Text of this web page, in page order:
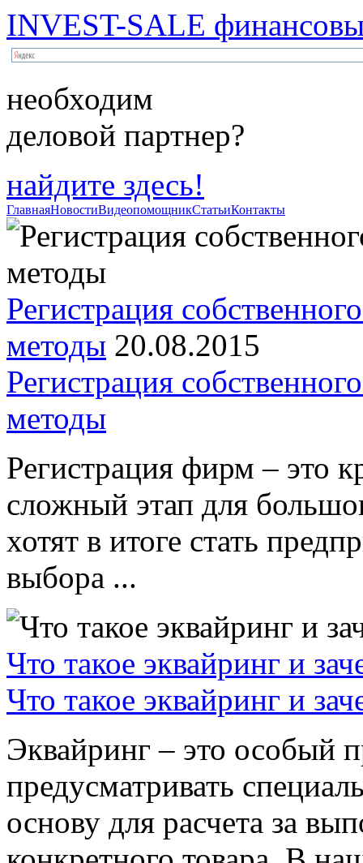
INVEST-SALE
необходим
деловой партнер?
найдите здесь!
ГлавнаяНовостиВидеопомощникСтатьиКонтакты
Регистрация
методы 20.08.2015
Регистрация
методы
Регистрация фирм – это
сложный этап для
хотят в итоге стать
выбора ...
Что такое эквайринг и
Что такое эквайринг и
Эквайринг – это особый
предусматривать
основу для расчета за